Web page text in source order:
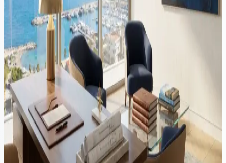
Większość zagranicznych rezydentów, którzy planują kontynuować
jazdę na Cyprze, ostatecznie musi wymienić swoje prawo jazdy na
lokalne. Oto jak działa konwersja — kwalifikacje, zasada 185 dni
rezydencji, wniosek TOM 7D i co spowalnia aplikacje.
Wideo
Imigracja
15 min czytania
Przeprowadzka z Wielkiej Brytanii na Cypr: przewodnik po
podatkach, rezydencji i strukturze na 2026 rok
Przeprowadzka z Wielkiej Brytanii na Cypr wymaga
skoordynowanego planowania w obu jurysdykcjach. Ten